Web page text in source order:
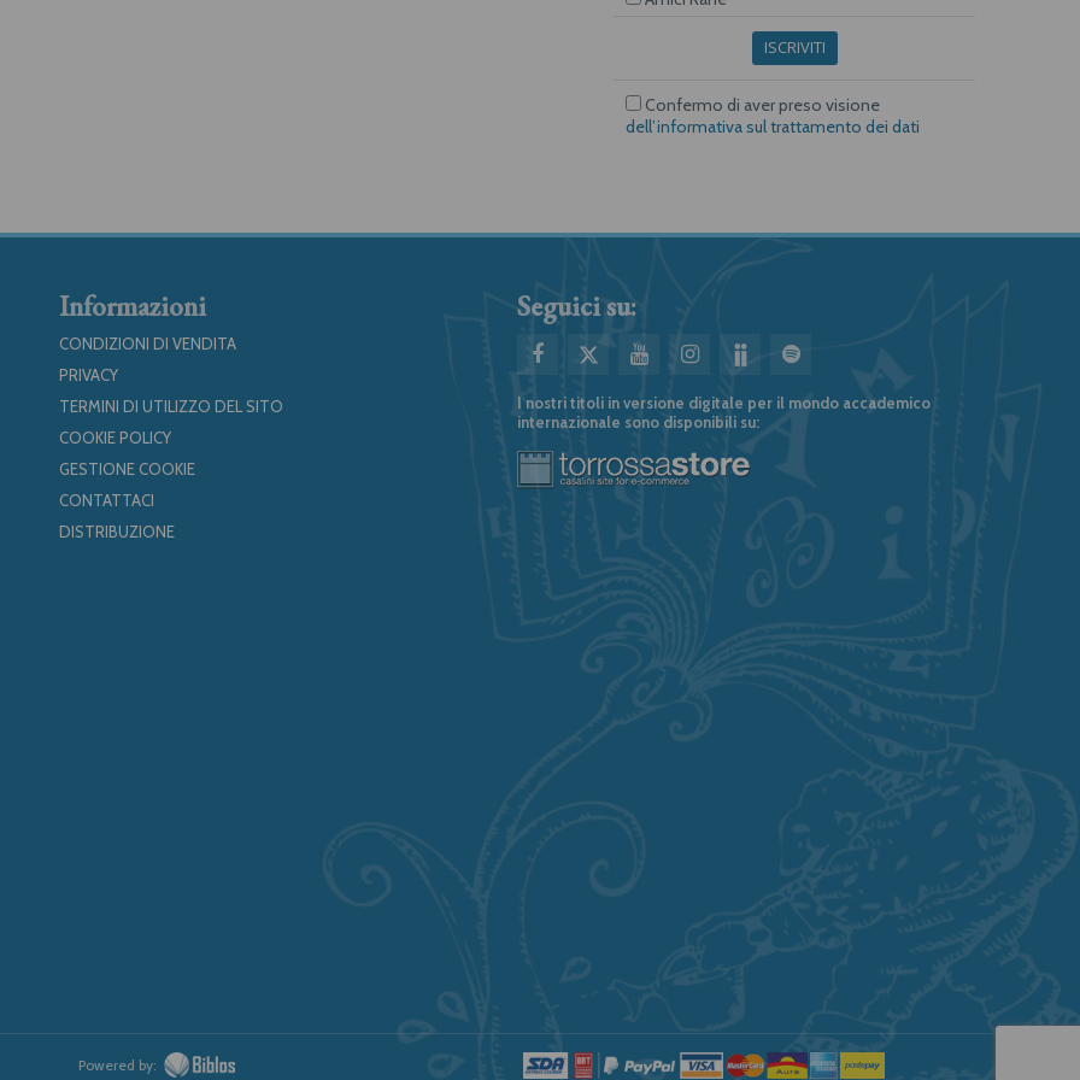
ISCRIVITI
Confermo di aver preso visione
dell’informativa sul trattamento dei dati
Informazioni
CONDIZIONI DI VENDITA
PRIVACY
TERMINI DI UTILIZZO DEL SITO
COOKIE POLICY
GESTIONE COOKIE
CONTATTACI
DISTRIBUZIONE
Seguici su:
I nostri titoli in versione digitale per il mondo accademico
internazionale sono disponibili su:
Powered by: